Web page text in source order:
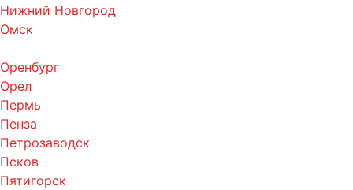
Нижний Новгород
Омск
Оренбург
Орел
Пермь
Пенза
Петрозаводск
Псков
Пятигорск